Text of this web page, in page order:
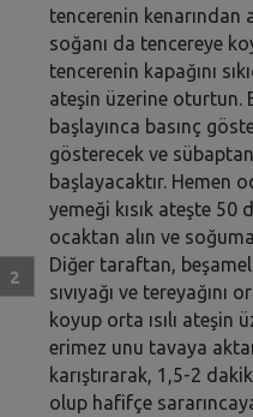
tencerenin kenarından
soğanı da tencereye
tencerenin kapağını
ateşin üzerine oturtun.
başlayınca basınç
gösterecek ve
başlayacaktır. Hemen
yemeği kısık ateşte 50
ocaktan alın ve
Diğer taraftan,
sıvıyağı ve tereyağını
koyup orta ısılı ateşin
erimez unu tavaya
karıştırarak, 1,5-2
olup hafifçe